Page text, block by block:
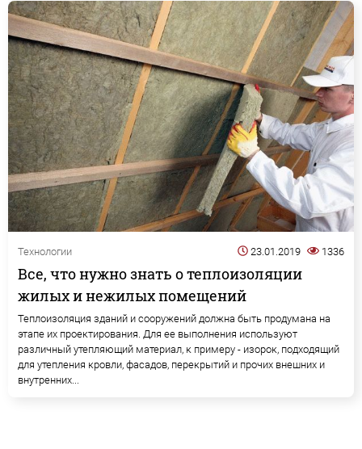
Технологии 23.01.2019 1336
Все, что нужно знать о теплоизоляции
жилых и нежилых помещений
Теплоизоляция зданий и сооружений должна быть продумана на
этапе их проектирования. Для ее выполнения используют
различный утепляющий материал, к примеру - изорок, подходящий
для утепления кровли, фасадов, перекрытий и прочих внешних и
внутренних...